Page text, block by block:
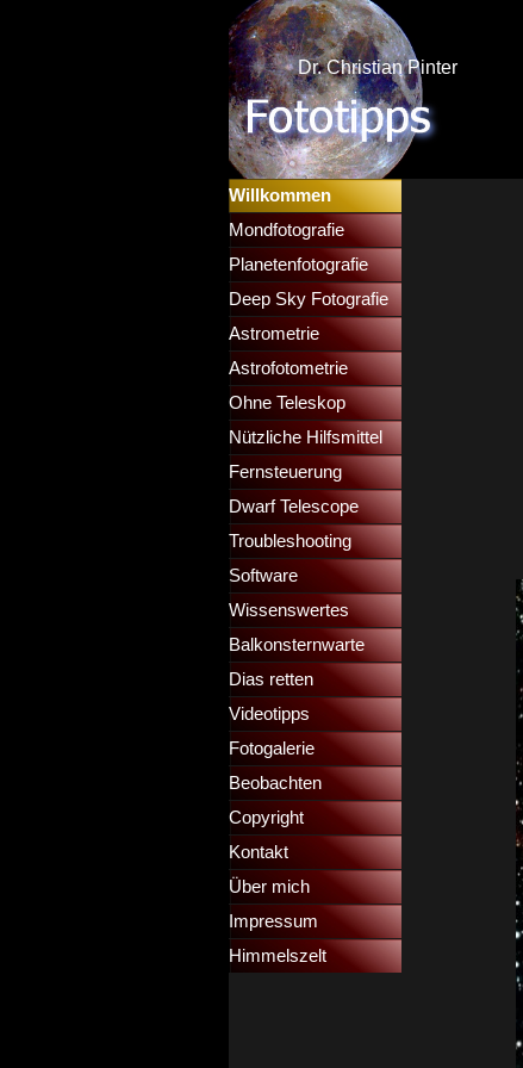
Dr. Christian Pinter
Menü überspringen
Willkommen
Mondfotografie
Planetenfotografie
Deep Sky Fotografie
Astrometrie
Astrofotometrie
Ohne Teleskop
Nützliche Hilfsmittel
Fernsteuerung
Dwarf Telescope
Troubleshooting
Software
Wissenswertes
Balkonsternwarte
Dias retten
Videotipps
Fotogalerie
Beobachten
Copyright
Kontakt
Über mich
Impressum
Himmelszelt